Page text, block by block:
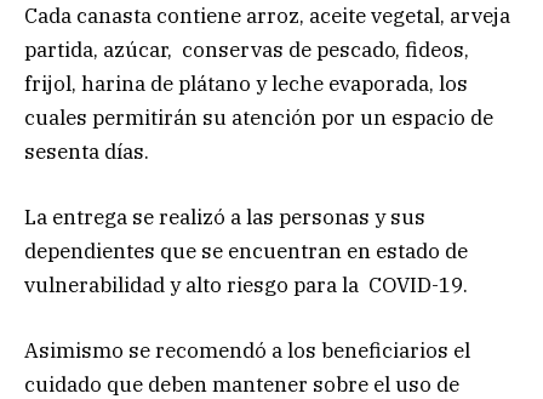
Cada canasta contiene arroz, aceite vegetal, arveja
partida, azúcar, conservas de pescado, fideos,
frijol, harina de plátano y leche evaporada, los
cuales permitirán su atención por un espacio de
sesenta días.
La entrega se realizó a las personas y sus
dependientes que se encuentran en estado de
vulnerabilidad y alto riesgo para la COVID-19.
Asimismo se recomendó a los beneficiarios el
cuidado que deben mantener sobre el uso de